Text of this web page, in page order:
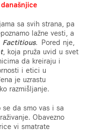
sa svih strana, pa
lažne vesti, a
Factitious. Pored nje,
, koja pruža uvid u svet
da kreiraju i
i etici u
je uzrastu
razmišljanje.
da smo vas i sa
Obavezno
vi smatrate